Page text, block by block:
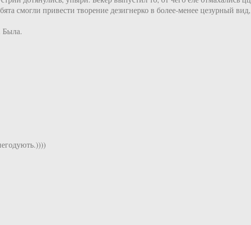
смогли привести творение дезигнерко в более-менее цезурный
Была.